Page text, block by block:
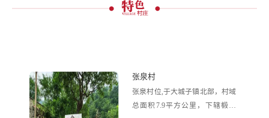
张泉村
张泉村位,于大城子镇北部，村域
总面积7.9平方公里，下辖椴洼